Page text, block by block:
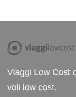
Viaggi Low Cost
voli low cost.